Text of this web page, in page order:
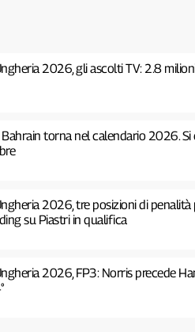
2026, gli ascolti TV: 2.8
Bahrain torna nel calendario 2026. Si
2026, tre posizioni di
su Piastri in qualifica
2026, FP3: Norris precede